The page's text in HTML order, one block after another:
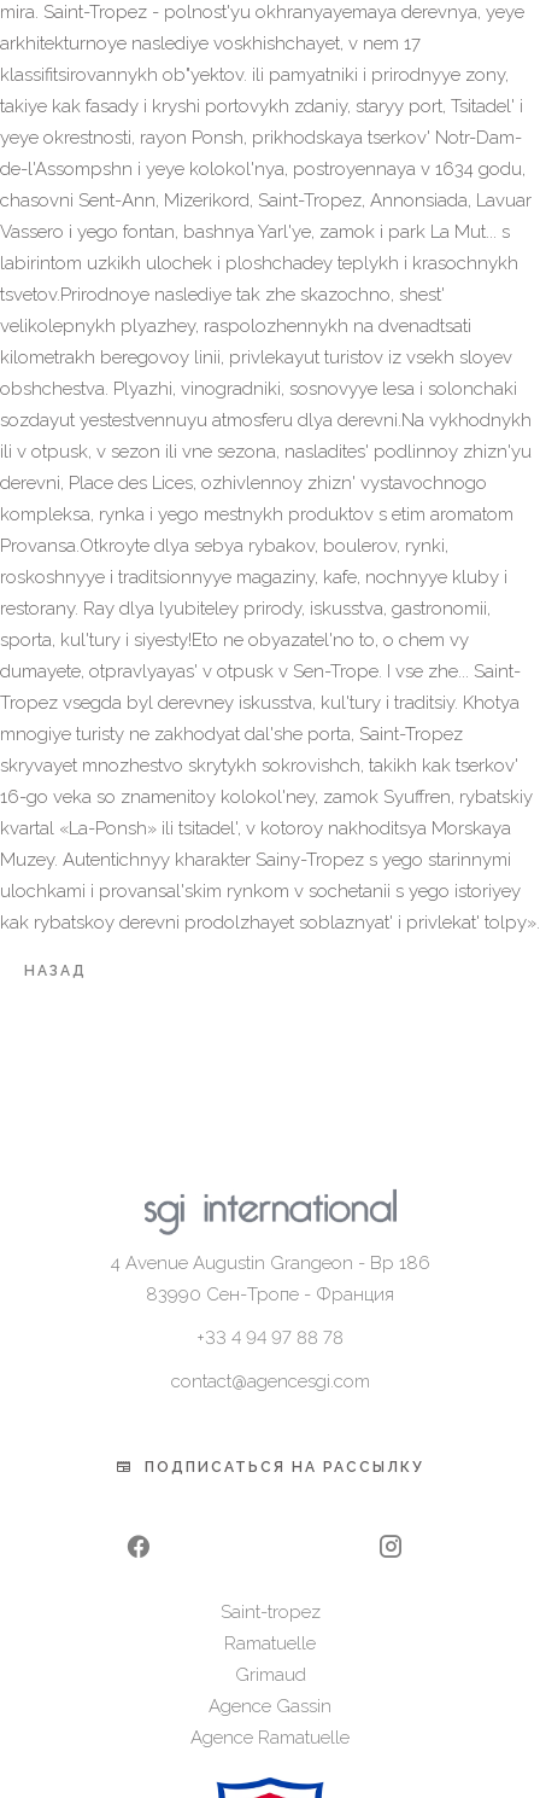
mira. Saint-Tropez - polnost'yu okhranyayemaya derevnya, yeye
arkhitekturnoye naslediye voskhishchayet, v nem 17
klassifitsirovannykh ob"yektov. ili pamyatniki i prirodnyye zony,
takiye kak fasady i kryshi portovykh zdaniy, staryy port, Tsitadel' i
yeye okrestnosti, rayon Ponsh, prikhodskaya tserkov' Notr-Dam-
de-l'Assompshn i yeye kolokol'nya, postroyennaya v 1634 godu,
chasovni Sent-Ann, Mizerikord, Saint-Tropez, Annonsiada, Lavuar
Vassero i yego fontan, bashnya Yarl'ye, zamok i park La Mut... s
labirintom uzkikh ulochek i ploshchadey teplykh i krasochnykh
tsvetov.Prirodnoye naslediye tak zhe skazochno, shest'
velikolepnykh plyazhey, raspolozhennykh na dvenadtsati
kilometrakh beregovoy linii, privlekayut turistov iz vsekh sloyev
obshchestva. Plyazhi, vinogradniki, sosnovyye lesa i solonchaki
sozdayut yestestvennuyu atmosferu dlya derevni.Na vykhodnykh
ili v otpusk, v sezon ili vne sezona, nasladites' podlinnoy zhizn'yu
derevni, Place des Lices, ozhivlennoy zhizn' vystavochnogo
kompleksa, rynka i yego mestnykh produktov s etim aromatom
Provansa.Otkroyte dlya sebya rybakov, boulerov, rynki,
roskoshnyye i traditsionnyye magaziny, kafe, nochnyye kluby i
restorany. Ray dlya lyubiteley prirody, iskusstva, gastronomii,
sporta, kul'tury i siyesty!Eto ne obyazatel'no to, o chem vy
dumayete, otpravlyayas' v otpusk v Sen-Trope. I vse zhe... Saint-
Tropez vsegda byl derevney iskusstva, kul'tury i traditsiy. Khotya
mnogiye turisty ne zakhodyat dal'she porta, Saint-Tropez
skryvayet mnozhestvo skrytykh sokrovishch, takikh kak tserkov'
16-go veka so znamenitoy kolokol'ney, zamok Syuffren, rybatskiy
kvartal «La-Ponsh» ili tsitadel', v kotoroy nakhoditsya Morskaya
Muzey. Autentichnyy kharakter Sainy-Tropez s yego starinnymi
ulochkami i provansal'skim rynkom v sochetanii s yego istoriyey
kak rybatskoy derevni prodolzhayet soblaznyat' i privlekat' tolpy».
НАЗАД
4 Avenue Augustin Grangeon - Bp 186
83990 Сен-Тропе - Франция
+33 4 94 97 88 78
contact@agencesgi.com
ПОДПИСАТЬСЯ НА РАССЫЛКУ
Saint-tropez
Ramatuelle
Grimaud
Agence Gassin
Agence Ramatuelle